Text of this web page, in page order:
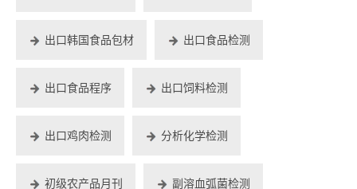
出口韩国食品包材 出口食品检测
出口食品程序 出口饲料检测
出口鸡肉检测 分析化学检测
初级农产品月刊 副溶血弧菌检测